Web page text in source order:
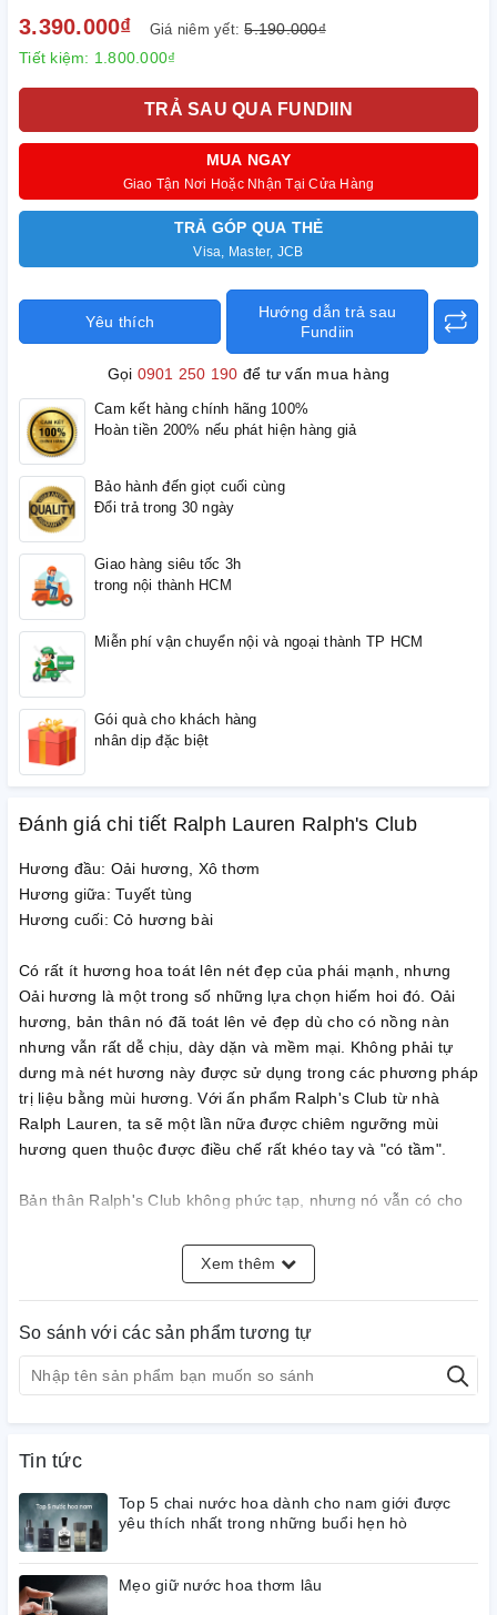
3.390.000₫ Giá niêm yết:5.190.000₫
Tiết kiệm: 1.800.000₫
TRẢ SAU QUA FUNDIIN
MUA NGAY
Giao Tận Nơi Hoặc Nhận Tại Cửa Hàng
TRẢ GÓP QUA THẺ
Visa, Master, JCB
Yêu thích
Hướng dẫn trả sau
Fundiin
Gọi 0901 250 190 để tư vấn mua hàng
Cam kết hàng chính hãng 100%
Hoàn tiền 200% nếu phát hiện hàng giả
Bảo hành đến giọt cuối cùng
Đổi trả trong 30 ngày
Giao hàng siêu tốc 3h
trong nội thành HCM
Miễn phí vận chuyển nội và ngoại thành TP HCM
Gói quà cho khách hàng
nhân dịp đặc biệt
Đánh giá chi tiết Ralph Lauren Ralph's Club
Hương đầu: Oải hương, Xô thơm
Hương giữa: Tuyết tùng
Hương cuối: Cỏ hương bài
Có rất ít hương hoa toát lên nét đẹp của phái mạnh, nhưng
Oải hương là một trong số những lựa chọn hiếm hoi đó. Oải
hương, bản thân nó đã toát lên vẻ đẹp dù cho có nồng nàn
nhưng vẫn rất dễ chịu, dày dặn và mềm mại. Không phải tự
dưng mà nét hương này được sử dụng trong các phương pháp
trị liệu bằng mùi hương. Với ấn phẩm Ralph's Club từ nhà
Ralph Lauren, ta sẽ một lần nữa được chiêm ngưỡng mùi
hương quen thuộc được điều chế rất khéo tay và "có tầm".
Bản thân Ralph's Club không phức tạp, nhưng nó vẫn có cho
như thường lệ, thì Oải hương và Xô thơm được chọn, mở ra
những nồng nàn, miên man, đượm mùi thảo mộc, tạo nên bầu
không khí thoải mái, ve vuốt khứu giác và khiến ta nhiều chút
cảm thấy bình yên hơn.
Tuyết tùng và Cỏ hương bài đóng vai trò "trấn tĩnh" ta nhờ vào
này. Ralph Lauren Ralph's Club không được tạo nên để gây ấn
tượng cho bất kỳ ai hay khiến bạn tràn đầy năng lượng, mà
lòng bất kỳ ai ngửi thấy.
Xem thêm
So sánh với các sản phẩm tương tự
Tin tức
Top 5 chai nước hoa dành cho nam giới được
yêu thích nhất trong những buổi hẹn hò
Mẹo giữ nước hoa thơm lâu